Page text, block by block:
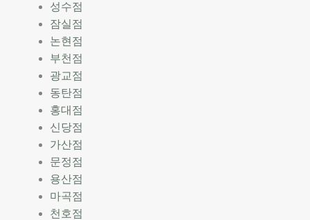
성수점
잠실점
논현점
부천점
광교점
동탄점
홍대점
신당점
가산점
문정점
용산점
마곡점
천호점